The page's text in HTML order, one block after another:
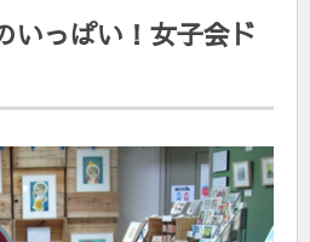
いっぱい！女子会ド